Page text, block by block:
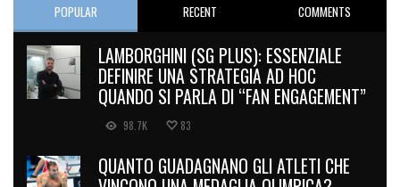
POPULAR RECENT COMMENTS
LAMBORGHINI (SG PLUS): ESSENZIALE
DEFINIRE UNA STRATEGIA AD HOC
QUANDO SI PARLA DI “FAN ENGAGEMENT”
98.7K 83
QUANTO GUADAGNANO GLI ATLETI CHE